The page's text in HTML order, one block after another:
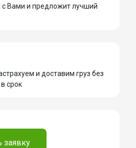
Вами и предложит лучший
и доставим груз без
срок
заявку